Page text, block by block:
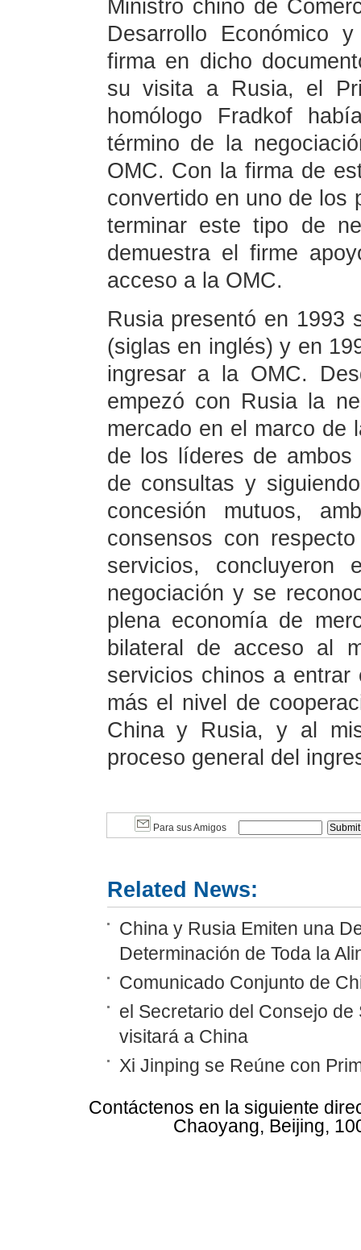
Ministro chino de
Desarrollo Económico
firma en dicho
su visita a Rusia, el
homólogo Fradkof
término de la
OMC. Con la firma de
convertido en uno de los
terminar este tipo de
demuestra el firme
acceso a la OMC.
Rusia presentó en 1993
(siglas en inglés) y en
ingresar a la OMC.
empezó con Rusia la
mercado en el marco de
de los líderes de
de consultas y
concesión mutuos,
consensos con
servicios,
negociación y se
plena economía de
bilateral de acceso al
servicios chinos a
más el nivel de
China y Rusia, y al
proceso general del
Para sus Amigos
Related News:
China y Rusia Emiten una
Determinación de Toda la
Comunicado Conjunto de
el Secretario del Consejo
visitará a China
Xi Jinping se Reúne con
Contáctenos en la siguiente
Chaoyang, Beijing,